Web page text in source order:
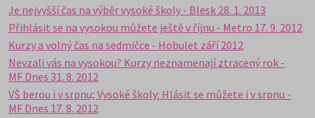
Je nejvyšší čas na výběr vysoké školy - Blesk 28. 1. 2013
Přihlásit se na vysokou můžete ještě v říjnu - Metro 17. 9. 2012
Kurzy a volný čas na sedmičce - Hobulet září 2012
Nevzali vás na vysokou? Kurzy neznamenají ztracený rok -
MF Dnes 31. 8. 2012
VŠ berou i v srpnu; Vysoké školy: Hlásit se můžete i v srpnu -
MF Dnes 17. 8. 2012